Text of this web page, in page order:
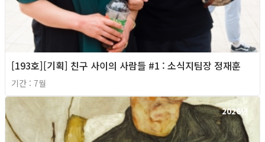
[193호][기획] 친구 사이의 사람들 #1 : 소식지팀장 정재훈
기간 : 7월
2026년